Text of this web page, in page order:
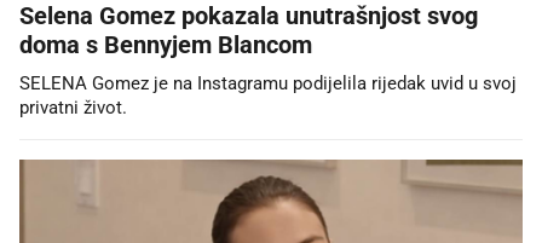
Selena Gomez pokazala unutrašnjost svog
doma s Bennyjem Blancom
SELENA Gomez je na Instagramu podijelila rijedak uvid u svoj
privatni život.